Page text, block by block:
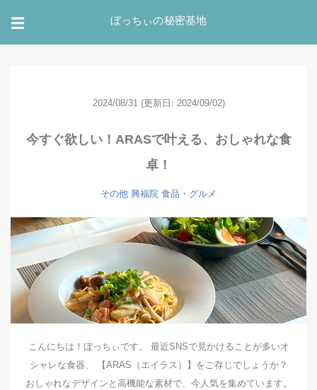
☰ ぼっちぃの秘密基地
2024/08/31 (更新日: 2024/09/02)
今すぐ欲しい！ARASで叶える、おしゃれな食
卓！
その他 興福院 食品・グルメ
こんにちは！ぼっちぃです。 最近SNSで見かけることが多いオ
シャレな食器、 【ARAS（エイラス）】をご存じでしょうか？
おしゃれなデザインと高機能な素材で、今人気を集めています。